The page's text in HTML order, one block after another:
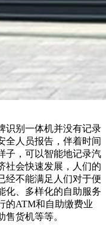
识别一体机并没有记录
全人员报告，伴着时间
子，可以智能地记录汽
社会快速发展，人们的
经不能满足人们对于便
化、多样化的自助服务
的ATM和自助缴费业
货机等等。